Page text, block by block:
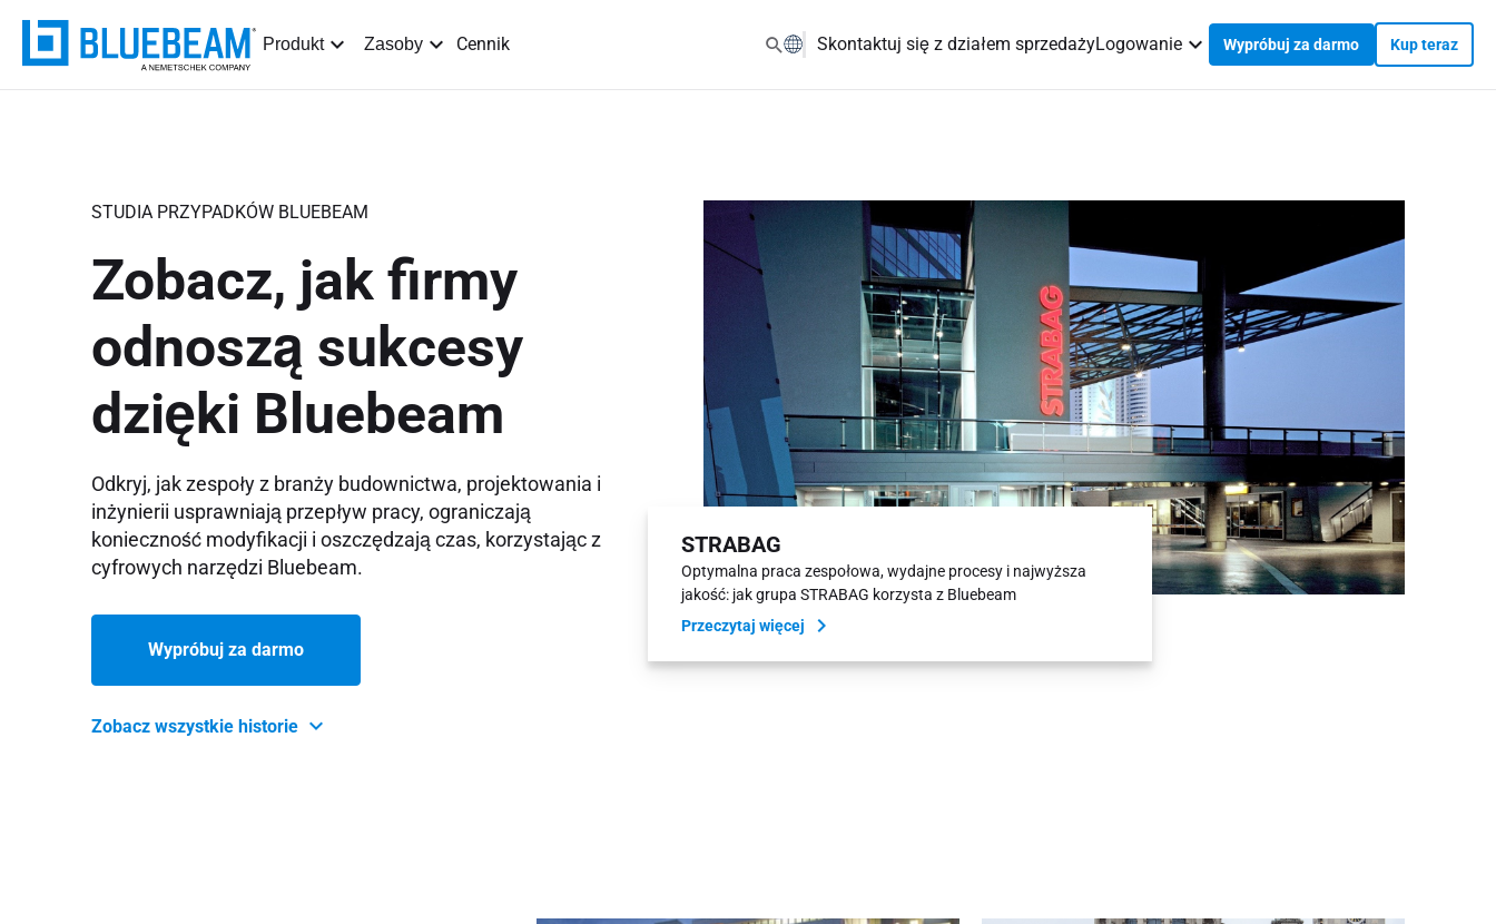
Produkt Zasoby Cennik Skontaktuj się z działem sprzedażyLogowanie Wypróbuj za darmo Kup teraz
STUDIA PRZYPADKÓW BLUEBEAM
Zobacz, jak firmy
odnoszą sukcesy
dzięki Bluebeam
Odkryj, jak zespoły z branży budownictwa, projektowania i
inżynierii usprawniają przepływ pracy, ograniczają
konieczność modyfikacji i oszczędzają czas, korzystając z
cyfrowych narzędzi Bluebeam.
Wypróbuj za darmo
Zobacz wszystkie historie
STRABAG
Optymalna praca zespołowa, wydajne procesy i najwyższa
jakość: jak grupa STRABAG korzysta z Bluebeam
Przeczytaj więcej